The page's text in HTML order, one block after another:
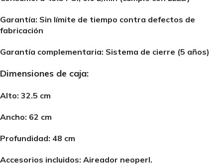
Garantía: Sin límite de tiempo contra defectos de
fabricación
Garantía complementaria: Sistema de cierre (5 años)
Dimensiones de caja:
Alto: 32.5 cm
Ancho: 62 cm
Profundidad: 48 cm
Accesorios incluidos: Aireador neoperl.